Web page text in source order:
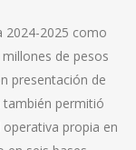
2024-2025 como
de pesos
presentación de
también permitió
propia en